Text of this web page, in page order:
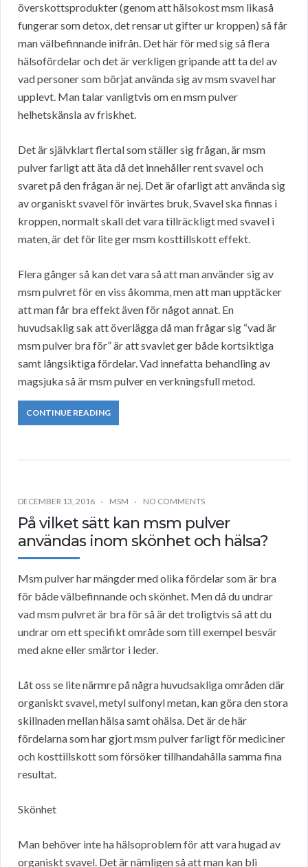
överskottsprodukter (genom att hälsokost msm likaså
fungerar som detox, det rensar ut gifter ur kroppen) så får
man välbefinnande inifrån. Det här för med sig så flera
hälsofördelar och det är verkligen gripande att ta del av
vad personer som börjat använda sig av msm svavel har
upplevt. Man talar vanligtvis om en msm pulver
helhetskänsla av friskhet.
Det är självklart flertal som ställer sig frågan, är msm
pulver farligt att äta då det innehåller rent svavel och
svaret på den frågan är nej. Det är ofarligt att använda sig
av organiskt svavel för invärtes bruk, Svavel ska finnas i
kroppen, normalt skall det vara tillräckligt med svavel i
maten, är det för lite ger msm kosttillskott effekt.
Flera gånger så kan det vara så att man använder sig av
msm pulvret för en viss åkomma, men att man upptäcker
att man får bra effekt även för något annat. En
huvudsaklig sak att överlägga då man frågar sig “vad är
msm pulver bra för” är att svavlet ger både kortsiktiga
samt långsiktiga fördelar. Vad innefatta behandling av
magsjuka så är msm pulver en verkningsfull metod.
CONTINUE READING
DECEMBER 13, 2016 MSM NO COMMENTS
På vilket sätt kan msm pulver
användas inom skönhet och hälsa?
Msm pulver har mängder med olika fördelar som är bra
för både välbefinnande och skönhet. Men då du undrar
vad msm pulvret är bra för så är det troligtvis så att du
undrar om ett specifikt område som till exempel besvär
med akne eller smärtor i leder.
Låt oss se lite närmre på några huvudsakliga områden där
organiskt svavel, metyl sulfonyl metan, kan göra den stora
skillnaden mellan hälsa samt ohälsa. Det är de här
fördelarna som har gjort msm pulver farligt för mediciner
och kosttillskott som försöker tillhandahålla samma fina
resultat.
Skönhet
Man behöver inte ha hälsoproblem för att vara hugad av
organiskt svavel. Det är nämligen så att man kan bli